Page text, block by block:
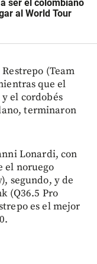
ser el colombiano
al World Tour
(Team
que el
el cordobés
terminaron
Lonardi, con
el noruego
segundo, y de
(Q36.5 Pro
es el mejor